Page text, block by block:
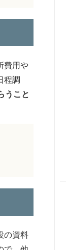
費用や
程調
うこと
の資料